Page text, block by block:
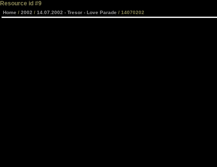
Resource id #9
Home / 2002 / 14.07.2002 - Tresor - Love Parade / 14070202